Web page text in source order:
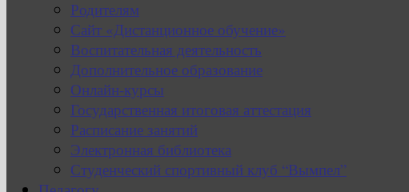
Родителям
Сайт «Дистанционное обучение»
Воспитательная деятельность
Дополнительное образование
Онлайн-курсы
Государственная итоговая аттестация
Расписание занятий
Электронная библиотека
Студенческий спортивный клуб “Вымпел”